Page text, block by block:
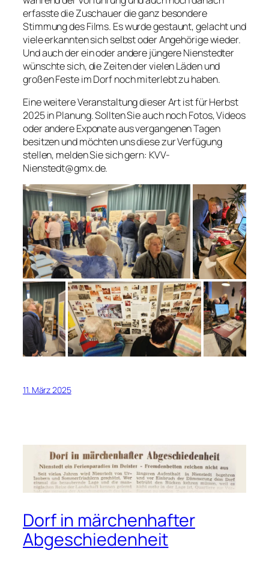
erfasste die Zuschauer die ganz besondere
Stimmung des Films. Es wurde gestaunt, gelacht und
viele erkannten sich selbst oder Angehörige wieder.
Und auch der ein oder andere jüngere Nienstedter
wünschte sich, die Zeiten der vielen Läden und
großen Feste im Dorf noch miterlebt zu haben.
Eine weitere Veranstaltung dieser Art ist für Herbst
2025 in Planung. Sollten Sie auch noch Fotos, Videos
oder andere Exponate aus vergangenen Tagen
besitzen und möchten uns diese zur Verfügung
stellen, melden Sie sich gern: KVV-
Nienstedt@gmx.de.
11. März 2025
Dorf in märchenhafter
Abgeschiedenheit